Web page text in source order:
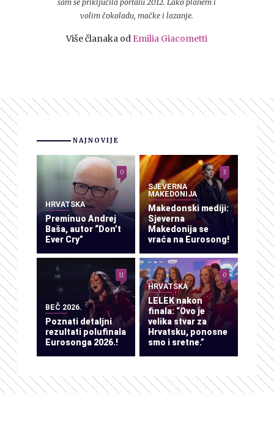
sam se priključila portalu 2012. Lako planem i
volim čokoladu, mačke i lazanje.
Više članaka od Emilia Giacometti
NAJNOVIJE
HRVATSKA
Preminuo Andrej
Baša, autor “Don’t
Ever Cry”
0
SJEVERNA
MAKEDONIJA
Makedonski mediji:
Sjeverna
Makedonija se
vraća na Eurosong!
3
BEČ 2026.
Poznati detaljni
rezultati polufinala
Eurosonga 2026.!
11
HRVATSKA
LELEK nakon
finala: “Ovo je
velika stvar za
Hrvatsku, ponosne
smo i sretne.”
0